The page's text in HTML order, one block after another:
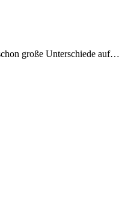
große Unterschiede auf…